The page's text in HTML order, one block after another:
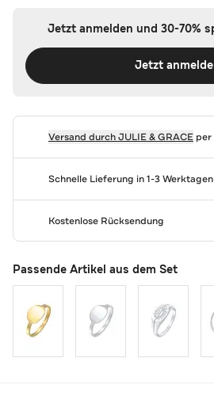
Jetzt anmelden und 30-70%
Jetzt
Versand durchJULIE & GRACEper
Schnelle Lieferung in 1-3 Werktagen
Kostenlose Rücksendung
Passende Artikel aus dem Set